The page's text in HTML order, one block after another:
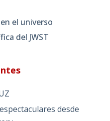
el universo
del JWST
desde